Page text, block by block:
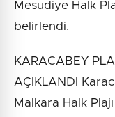
Mesudiye Halk
belirlendi.
KARACABEY
AÇIKLANDI
Malkara Halk